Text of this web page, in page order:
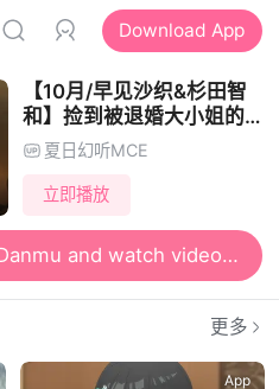
Download App
【10月/早见沙织&杉田智
和】捡到被退婚大小姐的
我，教会她做坏坏的事 正
式PV【MCE汉化组】
夏日幻听MCE
立即播放
Open the App to send Danmu and watch videos together
更多
App